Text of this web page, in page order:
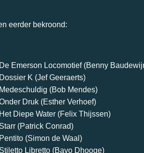
eerder bekroond:
Emerson Locomotief (Benny
K (Jef Geeraerts)
(Bob Mendes)
Druk (Esther Verhoef)
Diepe Water (Felix Thijssen)
(Patrick Conrad)
(Simon de Waal)
Libretto (Bavo Dhooge)